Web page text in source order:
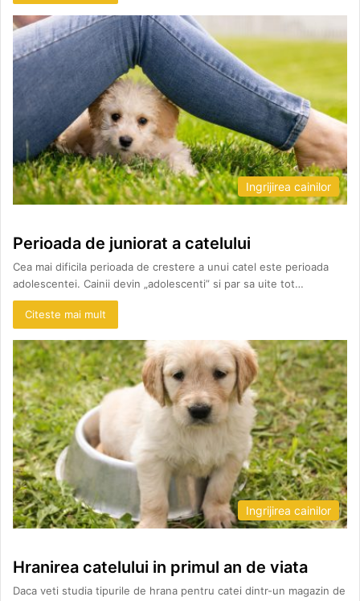
Ingrijirea cainilor
Perioada de juniorat a catelului
Cea mai dificila perioada de crestere a unui catel este perioada
adolescentei. Cainii devin „adolescenti” si par sa uite tot…
Citeste mai mult
Ingrijirea cainilor
Hranirea catelului in primul an de viata
Daca veti studia tipurile de hrana pentru catei dintr-un magazin de